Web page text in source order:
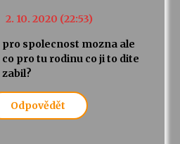
2. 10. 2020 (22:53)
pro spolecnost mozna ale
co pro tu rodinu co ji to dite
zabil?
Odpovědět